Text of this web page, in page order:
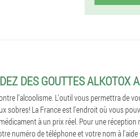
DES GOUTTES ALKOTOX
l'alcoolisme. L'outil vous permettra de
sobres! La France est l'endroit où vous
à un prix réel. Pour une
numéro de téléphone et votre nom à